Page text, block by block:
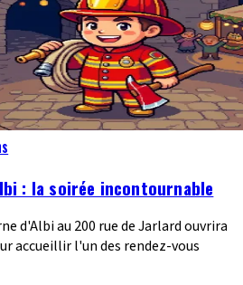
: la soirée incontournable
d'Albi au 200 rue de Jarlard ouvrira
accueillir l'un des rendez-vous